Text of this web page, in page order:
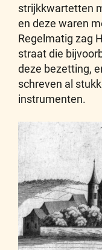
strijkkwartetten
en deze waren
Regelmatig zag
straat die
deze bezetting,
schreven al
instrumenten.